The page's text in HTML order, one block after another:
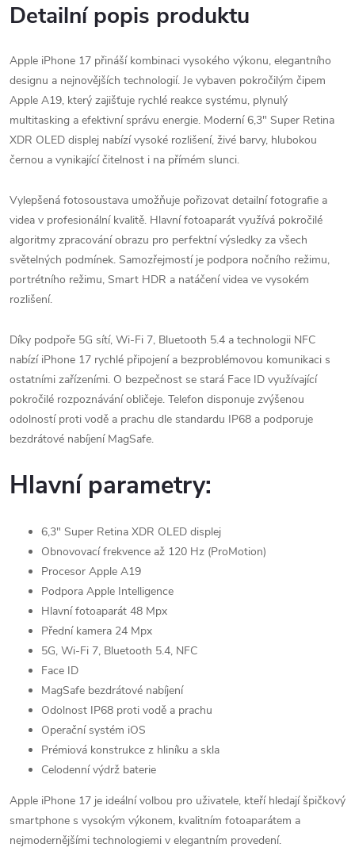
Detailní popis produktu
Apple iPhone 17 přináší kombinaci vysokého výkonu, elegantního
designu a nejnovějších technologií. Je vybaven pokročilým čipem
Apple A19, který zajišťuje rychlé reakce systému, plynulý
multitasking a efektivní správu energie. Moderní 6,3" Super Retina
XDR OLED displej nabízí vysoké rozlišení, živé barvy, hlubokou
černou a vynikající čitelnost i na přímém slunci.
Vylepšená fotosoustava umožňuje pořizovat detailní fotografie a
videa v profesionální kvalitě. Hlavní fotoaparát využívá pokročilé
algoritmy zpracování obrazu pro perfektní výsledky za všech
světelných podmínek. Samozřejmostí je podpora nočního režimu,
portrétního režimu, Smart HDR a natáčení videa ve vysokém
rozlišení.
Díky podpoře 5G sítí, Wi-Fi 7, Bluetooth 5.4 a technologii NFC
nabízí iPhone 17 rychlé připojení a bezproblémovou komunikaci s
ostatními zařízeními. O bezpečnost se stará Face ID využívající
pokročilé rozpoznávání obličeje. Telefon disponuje zvýšenou
odolností proti vodě a prachu dle standardu IP68 a podporuje
bezdrátové nabíjení MagSafe.
Hlavní parametry:
6,3" Super Retina XDR OLED displej
Obnovovací frekvence až 120 Hz (ProMotion)
Procesor Apple A19
Podpora Apple Intelligence
Hlavní fotoaparát 48 Mpx
Přední kamera 24 Mpx
5G, Wi-Fi 7, Bluetooth 5.4, NFC
Face ID
MagSafe bezdrátové nabíjení
Odolnost IP68 proti vodě a prachu
Operační systém iOS
Prémiová konstrukce z hliníku a skla
Celodenní výdrž baterie
Apple iPhone 17 je ideální volbou pro uživatele, kteří hledají špičkový
smartphone s vysokým výkonem, kvalitním fotoaparátem a
nejmodernějšími technologiemi v elegantním provedení.